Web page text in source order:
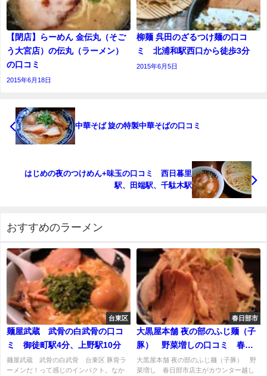
【閉店】らーめん 金伝丸（そご
う大宮店）の伝丸（ラーメン）
の口コミ
2015年6月18日
柳麺 呉田のざるつけ麺の口コ
ミ 北浦和駅西口から徒歩3分
2015年6月5日
中華そば 旋の特製中華そばの口コミ
はじめの夜のつけめん+味玉の口コミ 西日暮里
駅、田端駅、千駄木駅
おすすめのラーメン
台東区
麺屋武蔵 武骨の白武骨の口コ
ミ 御徒町駅4分、上野駅10分
麺屋武蔵 武骨の白武骨 台東区 豚骨ラ
ーメンだ！って感じのインパクト。なか
春日部市
大黒屋本舗 夜の部のふじ麺（子
豚） 野菜増しの口コミ 春日
部駅西口 徒歩5分
大黒屋本舗 夜の部のふじ麺（子豚） 野
菜増し 春日部市店主がカウンター越し